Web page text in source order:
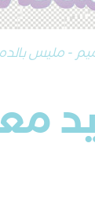
- مليس